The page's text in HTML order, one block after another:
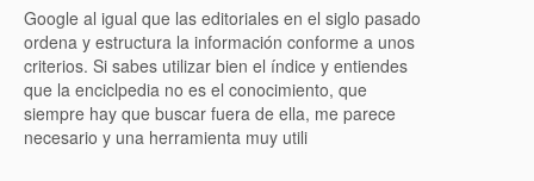
Google al igual que las editoriales en el siglo pasado
ordena y estructura la información conforme a unos
criterios. Si sabes utilizar bien el índice y entiendes
que la enciclpedia no es el conocimiento, que
siempre hay que buscar fuera de ella, me parece
necesario y una herramienta muy utili